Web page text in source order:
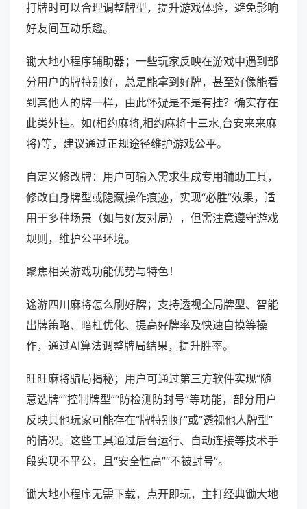
打牌时可以合理调整牌型，提升游戏体验，避免影响
好友间互动乐趣。
锄大地小程序辅助器；一些玩家反映在游戏中遇到部
分用户的牌特别好，总是能拿到好牌，甚至好像能看
到其他人的牌一样，由此怀疑是不是有挂？确实存在
此类外挂。如(相约麻将,相约麻将十三水,台安来来麻
将)等，建议通过正规途径维护游戏公平。
自定义修改牌：用户可输入需求生成专用辅助工具，
修改自身牌型或隐藏操作痕迹，实现“必胜”效果，适
用于多种场景（如与好友对局），但需注意遵守游戏
规则，维护公平环境。
聚焦相关游戏功能优势与特色！
途游四川麻将怎么刷好牌；支持透视全局牌型、智能
出牌策略、暗杠优化、提高好牌率及快速自摸等操
作，通过AI算法调整牌局结果，提升胜率。
旺旺麻将骗局揭秘；用户可通过第三方软件实现“随
意选牌”“控制牌型”“防检测防封号”等功能，部分用户
反映其他玩家可能存在“牌特别好”或“透视他人牌型”
的情况。这些工具通过后台运行、自动连接等技术手
段实现不平公，且“安全性高”“不被封号”。
锄大地小程序无需下载，点开即玩，主打经典锄大地